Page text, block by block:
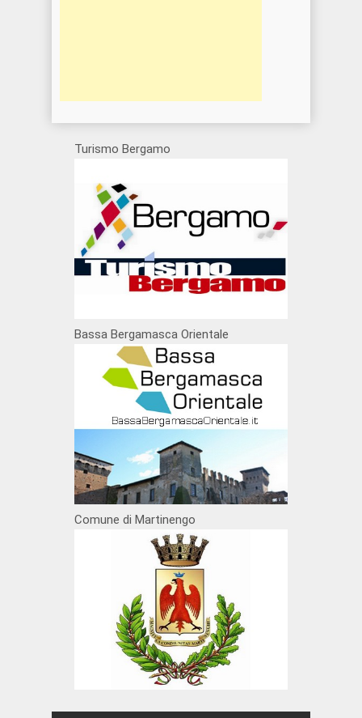
Turismo Bergamo
Bassa Bergamasca Orientale
Comune di Martinengo